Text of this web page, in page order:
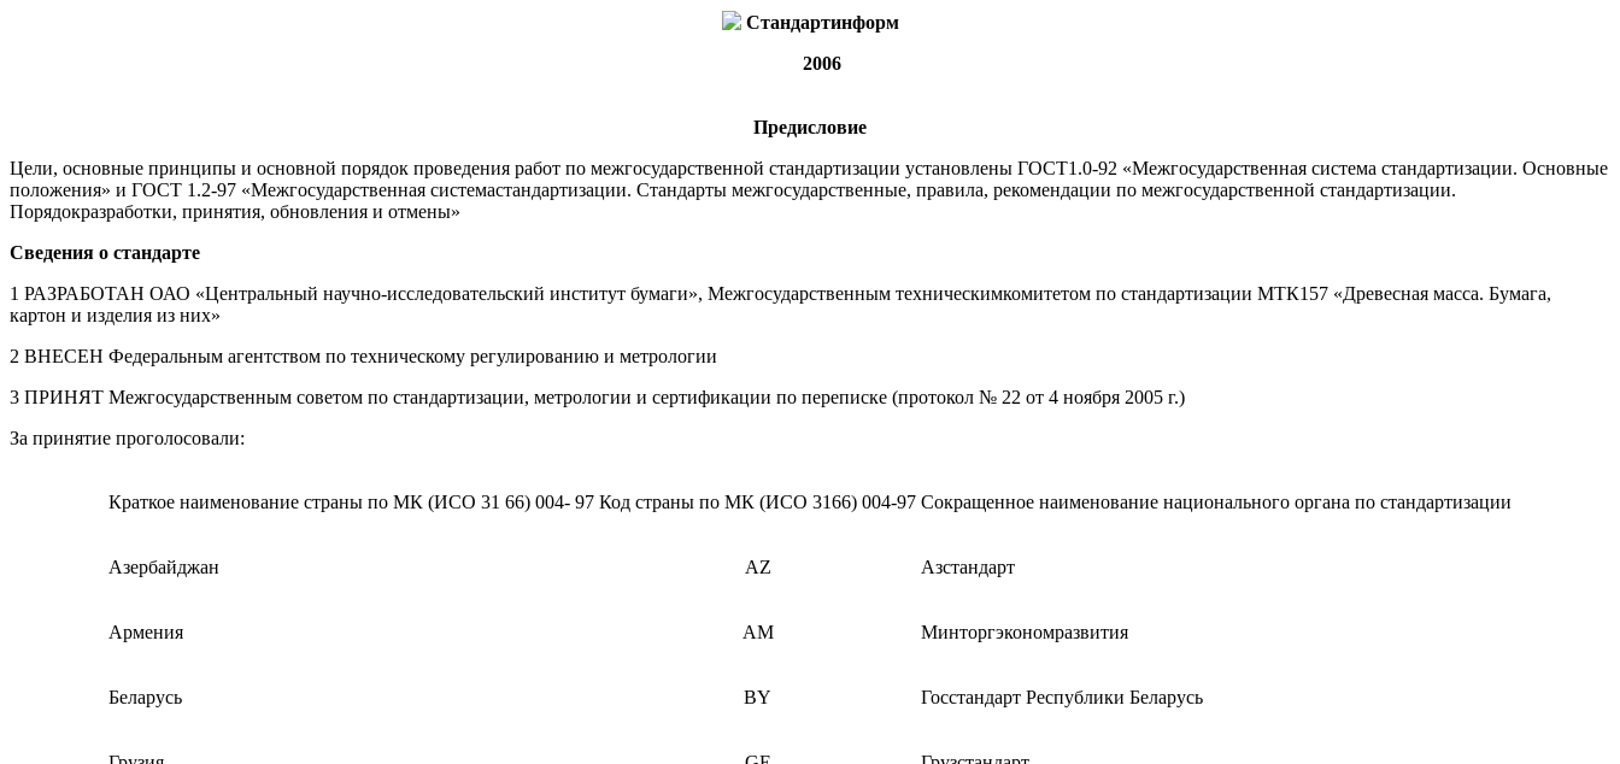
Стандартинформ
2006
Предисловие
Цели, основные принципы и основной порядок проведения работ по межгосударственной стандартизации установлены ГОСТ1.0-92 «Межгосударственная система стандартизации. Основные
положения» и ГОСТ 1.2-97 «Межгосударственная системастандартизации. Стандарты межгосударственные, правила, рекомендации по межгосударственной стандартизации.
Порядокразработки, принятия, обновления и отмены»
Сведения о стандарте
1 РАЗРАБОТАН ОАО «Центральный научно-исследовательский институт бумаги», Межгосударственным техническимкомитетом по стандартизации МТК157 «Древесная масса. Бумага,
картон и изделия из них»
2 ВНЕСЕН Федеральным агентством по техническому регулированию и метрологии
3 ПРИНЯТ Межгосударственным советом по стандартизации, метрологии и сертификации по переписке (протокол № 22 от 4 ноября 2005 г.)
За принятие проголосовали:
Краткое наименование страны по МК (ИСО 31 66) 004- 97 Код страны по МК (ИСО 3166) 004-97 Сокращенное наименование национального органа по стандартизации
Азербайджан AZ Азстандарт
Армения AM Минторгэкономразвития
Беларусь BY Госстандарт Республики Беларусь